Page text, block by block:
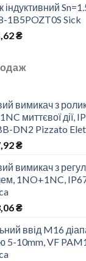
індуктивний
1B5POZT0S Sick
₴
вимикач з
миттєвої дії,
DN2 Pizzato
₴
вимикач з
1NO+1NC,
₴
ввід M16
5-10mm, VF